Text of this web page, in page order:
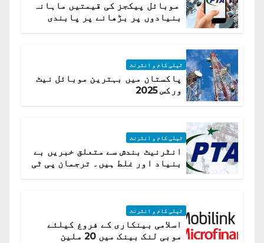
موبائل پیکجز کی قیمتیں ماہانہ
بنیادوں پر بڑھانے پر پابندی
ٹیلی کام و انٹرنٹ
پاکستان میں بہترین موبائل نیٹ
ورکس 2025
ٹیلی کام و انٹرنٹ
انٹرنیٹ بندش سے متعلق خبریں بے
بنیاد اور غلط ہیں۔ ترجمان پی ٹی
ٹیلی کام و انٹرنٹ
اسلامی بینکاری کے فروغ کیلئے
موبی لنک بینک میں 20 ملین